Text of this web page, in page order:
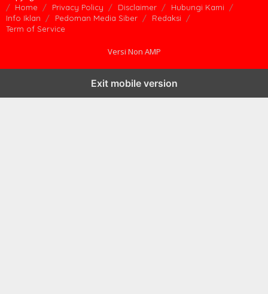
Home Privacy Policy Disclaimer
Hubungi Kami
Info Iklan
Pedoman Media Siber
Redaksi
Term of Service
Versi Non AMP
Exit mobile version